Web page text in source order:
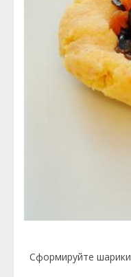
Сформируйте